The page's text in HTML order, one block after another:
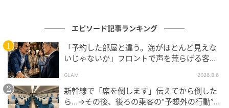
※本記事は、執筆ライターが取材した実話です。ライタ
ーがヒアリングした内容となっており、取材対象者の
個人が特定されないよう固有名詞などに変更を加えな
がら構成しています。
FTNコラムニスト：Junko.A
エピソード記事ランキング
「予約した部屋と違う。海がほとんど見えな
いじゃないか」フロントで声を荒らげる客。
GLAM 2026.8.6
新幹線で「席を倒します」伝えてから倒した
ら…→その後、後ろの乗客の“予想外の行動”に